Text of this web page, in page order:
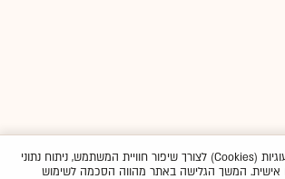
האתר עושה שימוש בעוגיות (Cookies) לצורך שיפור חוויית המשתמש, ניתוח נתוני
אישית. המשך הגלישה באתר מהווה הסכמה לשימוש